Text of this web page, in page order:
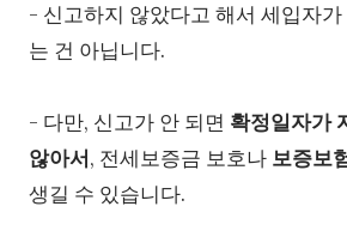
- 신고하지 않았다고 해서 세입자
는 건 아닙니다.
- 다만, 신고가 안 되면 확정일자가
않아서, 전세보증금 보호나 보증보
생길 수 있습니다.